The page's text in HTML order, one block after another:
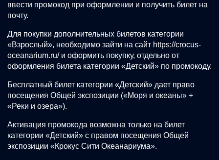
ввести промокод при оформлении и получить билет на
почту.
Для покупки дополнительных билетов категории
«Взрослый», необходимо зайти на сайт https://crocus-
oceanarium.ru/и оформить покупку, отдельно от
оформления билета категории «Детский» по промокоду.
Бесплатный билет категории «Детский» дает право
посещения Общей экспозиции («Моря и океаны» +
«Реки и озера»).
Активация промокода возможна только на билет
категории «Детский» с правом посещения Общей
экспозиции «Крокус Сити Океанариума».